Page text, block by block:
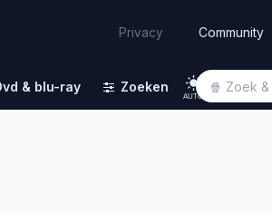
Privacy Community
& blu-ray Zoeken
AUTO